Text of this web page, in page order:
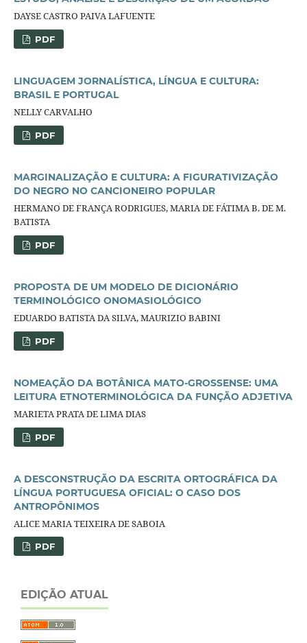
DAYSE CASTRO PAIVA LAFUENTE
PDF
LINGUAGEM JORNALÍSTICA, LÍNGUA E CULTURA:
BRASIL E PORTUGAL
NELLY CARVALHO
PDF
MARGINALIZAÇÃO E CULTURA: A FIGURATIVIZAÇÃO
DO NEGRO NO CANCIONEIRO POPULAR
HERMANO DE FRANÇA RODRIGUES, MARIA DE FÁTIMA B. DE M.
BATISTA
PDF
PROPOSTA DE UM MODELO DE DICIONÁRIO
TERMINOLÓGICO ONOMASIOLÓGICO
EDUARDO BATISTA DA SILVA, MAURIZIO BABINI
PDF
NOMEAÇÃO DA BOTÂNICA MATO-GROSSENSE: UMA
LEITURA ETNOTERMINOLÓGICA DA FUNÇÃO ADJETIVA
MARIETA PRATA DE LIMA DIAS
PDF
A DESCONSTRUÇÃO DA ESCRITA ORTOGRÁFICA DA
LÍNGUA PORTUGUESA OFICIAL: O CASO DOS
ANTROPÔNIMOS
ALICE MARIA TEIXEIRA DE SABOIA
PDF
EDIÇÃO ATUAL